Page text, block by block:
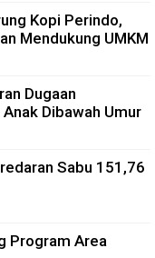
Kopi Perindo,
Mendukung UMKM
Dugaan
Dibawah Umur
Sabu 151,76
Program Area